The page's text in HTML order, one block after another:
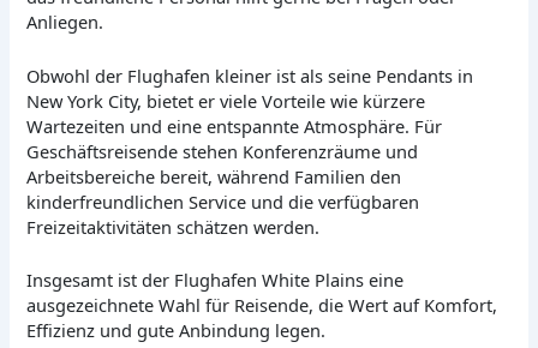
Anliegen.
Obwohl der Flughafen kleiner ist als seine Pendants in
New York City, bietet er viele Vorteile wie kürzere
Wartezeiten und eine entspannte Atmosphäre. Für
Geschäftsreisende stehen Konferenzräume und
Arbeitsbereiche bereit, während Familien den
kinderfreundlichen Service und die verfügbaren
Freizeitaktivitäten schätzen werden.
Insgesamt ist der Flughafen White Plains eine
ausgezeichnete Wahl für Reisende, die Wert auf Komfort,
Effizienz und gute Anbindung legen.